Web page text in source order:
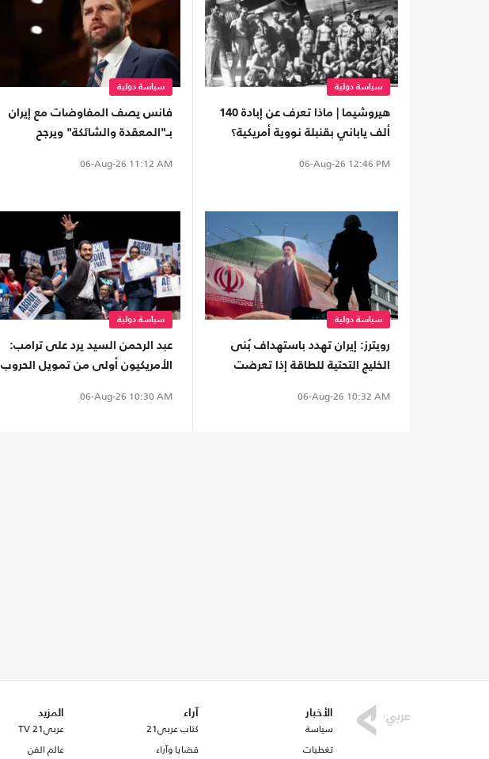
سياسة دولية
هيروشيما | ماذا تعرف عن إبادة 140
ألف ياباني بقنبلة نووية أمريكية؟
06-Aug-26 12:46 PM
سياسة دولية
فانس يصف المفاوضات مع إيران
بـ"المعقدة والشائكة" ويرجح
06-Aug-26 11:12 AM
سياسة دولية
رويترز: إيران تهدد باستهداف بُنى
الخليج التحتية للطاقة إذا تعرضت
06-Aug-26 10:32 AM
سياسة دولية
عبد الرحمن السيد يرد على ترامب:
الأمريكيون أولى من تمويل الحروب
06-Aug-26 10:30 AM
الأخبار
سياسة
تغطيات
آراء
كتاب عربي21
قضايا وآراء
المزيد
عربي21 TV
عالم الفن